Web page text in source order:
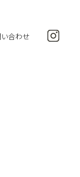
合わせ